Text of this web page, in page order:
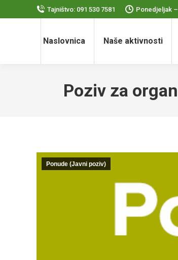
Tajništvo: 091 530 7581 Ponedjeljak
Naslovnica Naše aktivnosti
Poziv za
Ponude (Javni poziv)